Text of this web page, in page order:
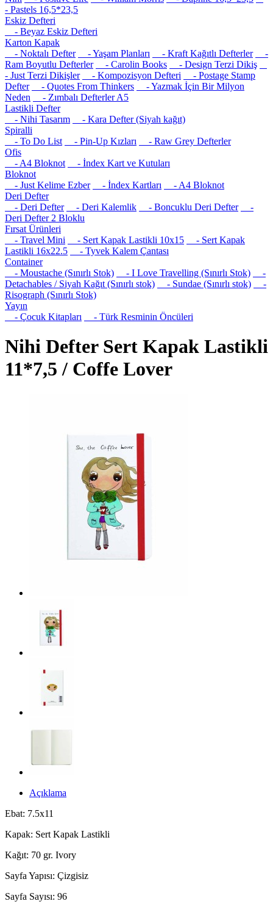
- Pastels 16,5*23,5
Eskiz Defteri
- Beyaz Eskiz Defteri
Karton Kapak
- Noktalı Defter
- Yaşam Planları - Kraft Kağıtlı Defterler
-
Ram Boyutlu Defterler
- Carolin Books
- Design Terzi Dikiş
- Just Terzi Dikişler
- Kompozisyon Defteri
- Postage Stamp
Defter
- Quotes From Thinkers
- Yazmak İçin Bir Milyon
Neden
- Zımbalı Defterler A5
Lastikli Defter
- Nihi Tasarım
- Kara Defter (Siyah kağıt)
Spiralli
- To Do List
- Pin-Up Kızları
- Raw Grey Defterler
Ofis
- A4 Bloknot
- İndex Kart ve Kutuları
Bloknot
- Just Kelime Ezber
- İndex Kartları
- A4 Bloknot
Deri Defter
- Deri Defter
- Deri Kalemlik - Boncuklu Deri Defter
-
Deri Defter 2 Bloklu
Fırsat Ürünleri
- Travel Mini
- Sert Kapak Lastikli 10x15
- Sert Kapak
Lastikli 16x22.5
- Tyvek Kalem Çantası
Container
- Moustache (Sınırlı Stok)
- I Love Travelling (Sınırlı Stok)
-
Detachables / Siyah Kağıt (Sınırlı stok)
- Sundae (Sınırlı stok)
-
Risograph (Sınırlı Stok)
Yayın
- Çocuk Kitapları
- Türk Resminin Öncüleri
Nihi Defter Sert Kapak Lastikli
11*7,5 / Coffe Lover
Açıklama
Ebat: 7.5x11
Kapak: Sert Kapak Lastikli
Kağıt: 70 gr. Ivory
Sayfa Yapısı: Çizgisiz
Sayfa Sayısı: 96